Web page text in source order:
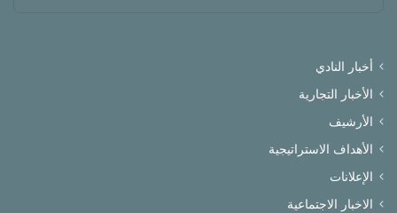
أخبار النادي
الأخبار التجارية
الأرشيف
الأهداف الاستراتيجية
الإعلانات
الاخبار الاجتماعية